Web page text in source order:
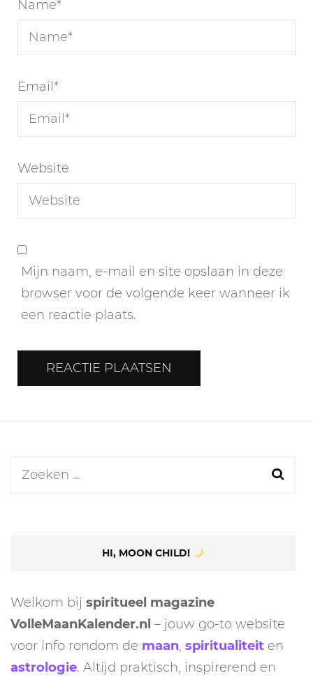
Name*
Email *
Website
Mijn naam, e-mail en site opslaan in deze
browser voor de volgende keer wanneer ik
een reactie plaats.
Zoeken
HI, MOON CHILD!
Welkom bij spiritueel magazine
VolleMaanKalender.nl – jouw go-to website
voor info rondom de maan, spiritualiteit en
astrologie. Altijd praktisch, inspirerend en